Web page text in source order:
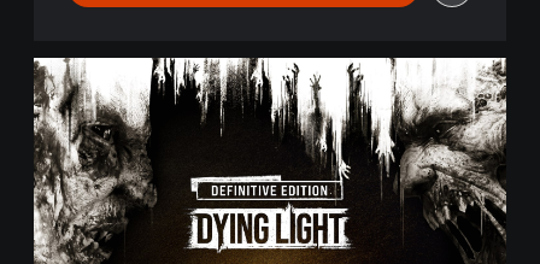
E
d
i
c
i
ó
n
D
e